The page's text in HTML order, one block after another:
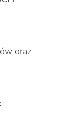
oraz